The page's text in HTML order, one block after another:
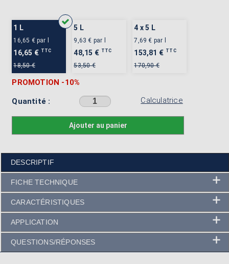
1 L
16,65 €par l
16,65 € TTC
18,50 €
5 L
9,63 € par l
48,15 € TTC
53,50 €
4 x 5 L
7,69 € par l
153,81 € TTC
170,90 €
PROMOTION -10%
Quantité : Calculatrice
Sélectionner une couleur avant d'ajouter au panier
Ajouter au panier
DESCRIPTIF
FICHE TECHNIQUE
CARACTÉRISTIQUES
APPLICATION
QUESTIONS/RÉPONSES